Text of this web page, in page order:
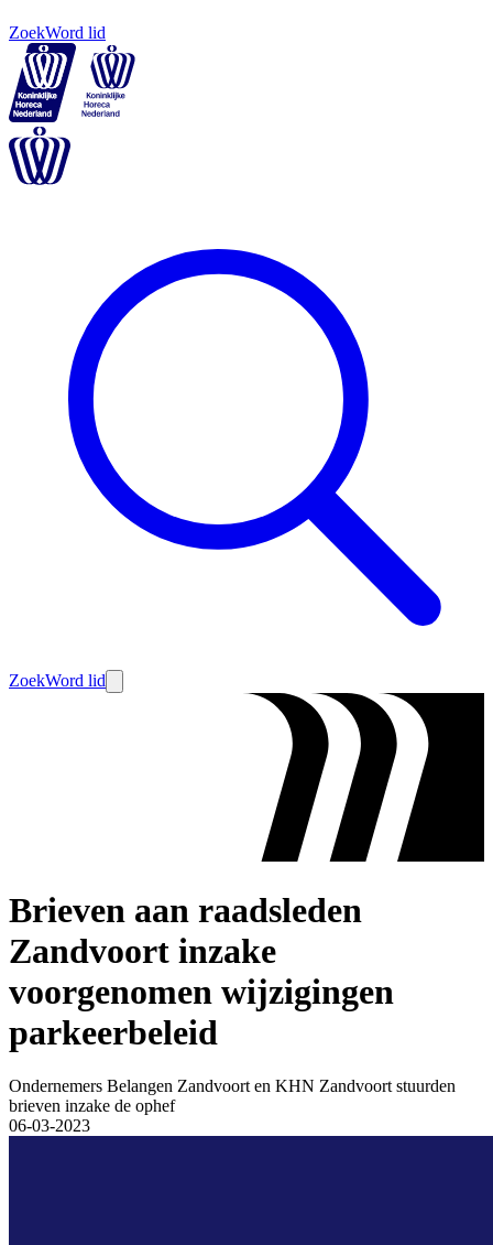
ZoekWord lid
ZoekWord lid
Brieven aan raadsleden
Zandvoort inzake
voorgenomen wijzigingen
parkeerbeleid
Ondernemers Belangen Zandvoort en KHN Zandvoort stuurden
brieven inzake de ophef
06-03-2023